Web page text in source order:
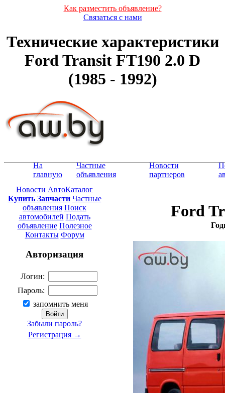
Как разместить объявление?
Связаться с нами
Технические характеристики
Ford Transit FT190 2.0 D
(1985 - 1992)
На
главную
Частные
объявления
Новости
партнеров
Новости АвтоКаталог
Купить Запчасти Частные
объявления Поиск
автомобилей Подать
объявление Полезное
Контакты Форум
Авторизация
Логин:
Пароль:
запомнить меня
Забыли пароль?
Регистрация →
Ford